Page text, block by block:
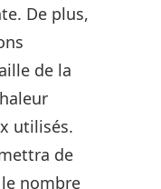
De plus,
de la
utilisés.
de
nombre